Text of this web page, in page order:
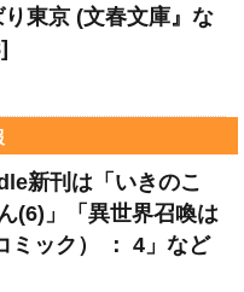
東京 (文春文庫』な
新刊は「いきのこ
(6)」「異世界召喚は
ミック） ： 4」など